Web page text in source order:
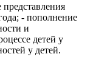
- пополнение
и
детей у
у детей.